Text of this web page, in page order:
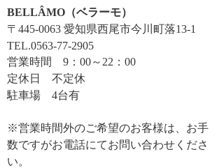
BELLÂMO（ベラーモ）
〒445-0063 愛知県西尾市今川町落13-1
TEL.0563-77-2905
営業時間 9：00～22：00
​定休日 不定休
​駐車場 4台有
※営業時間外のご希望のお客様は、お手
数ですがお電話にてお問い合わせくださ
い。